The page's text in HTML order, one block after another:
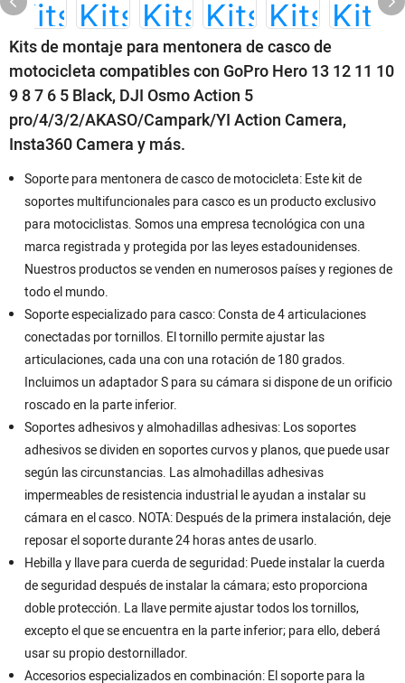
Kits de montaje para mentonera de casco de
motocicleta compatibles con GoPro Hero 13 12 11 10
9 8 7 6 5 Black, DJI Osmo Action 5
pro/4/3/2/AKASO/Campark/YI Action Camera,
Insta360 Camera y más.
Soporte para mentonera de casco de motocicleta: Este kit de
soportes multifuncionales para casco es un producto exclusivo
para motociclistas. Somos una empresa tecnológica con una
marca registrada y protegida por las leyes estadounidenses.
Nuestros productos se venden en numerosos países y regiones de
todo el mundo.
Soporte especializado para casco: Consta de 4 articulaciones
conectadas por tornillos. El tornillo permite ajustar las
articulaciones, cada una con una rotación de 180 grados.
Incluimos un adaptador S para su cámara si dispone de un orificio
roscado en la parte inferior.
Soportes adhesivos y almohadillas adhesivas: Los soportes
adhesivos se dividen en soportes curvos y planos, que puede usar
según las circunstancias. Las almohadillas adhesivas
impermeables de resistencia industrial le ayudan a instalar su
cámara en el casco. NOTA: Después de la primera instalación, deje
reposar el soporte durante 24 horas antes de usarlo.
Hebilla y llave para cuerda de seguridad: Puede instalar la cuerda
de seguridad después de instalar la cámara; esto proporciona
doble protección. La llave permite ajustar todos los tornillos,
excepto el que se encuentra en la parte inferior; para ello, deberá
usar su propio destornillador.
Accesorios especializados en combinación: El soporte para la